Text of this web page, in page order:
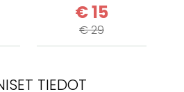
€ 15
€ 29
TIEDOT